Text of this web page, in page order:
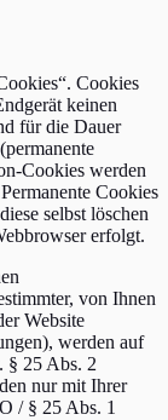
“. Cookies
keinen
für die Dauer
Cookies werden
Cookies
selbst löschen
erfolgt.
von Ihnen
Website
werden auf
§ 25 Abs. 2
nur mit Ihrer
/ § 25 Abs. 1